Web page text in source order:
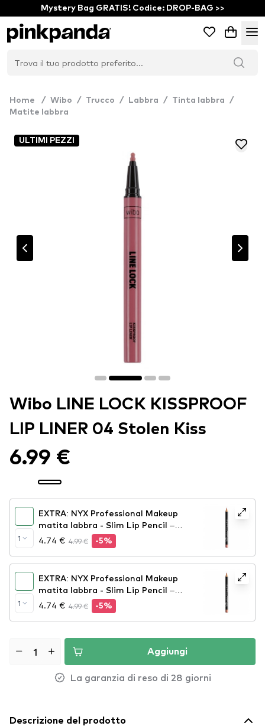
Mystery Bag GRATIS! Codice: DROP-BAG >>
Home / Wibo / Trucco / Labbra / Tinta labbra
/
Matite labbra
ULTIMI PEZZI
Wibo LINE LOCK KISSPROOF
LIP LINER 04 Stolen Kiss
6.99 €
1
EXTRA: NYX Professional Makeup
matita labbra - Slim Lip Pencil –
Nude Pink (SPL858)
4.74 € 4.99 € -5%
1
EXTRA: NYX Professional Makeup
matita labbra - Slim Lip Pencil –
Peekaboo Neutral (SPL860)
4.74 € 4.99 € -5%
Aggiungi
La garanzia di reso di 28 giorni
Descrizione del prodotto